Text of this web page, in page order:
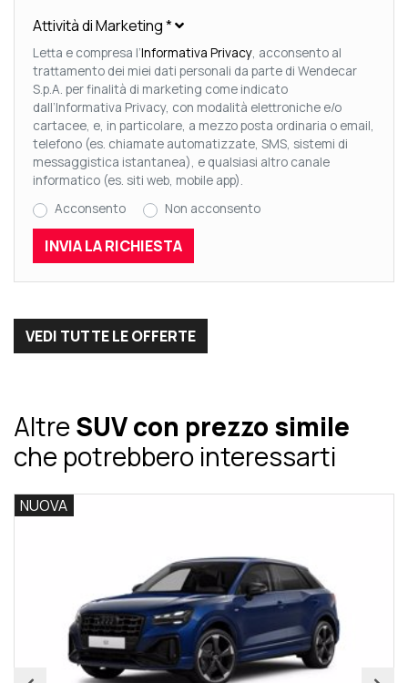
Attività di Marketing*
Letta e compresa l’Informativa Privacy , acconsento al
trattamento dei miei dati personali da parte di Wendecar
S.p.A. per finalità di marketing come indicato
dall’Informativa Privacy, con modalità elettroniche e/o
cartacee, e, in particolare, a mezzo posta ordinaria o email,
telefono (es. chiamate automatizzate, SMS, sistemi di
messaggistica istantanea), e qualsiasi altro canale
informatico (es. siti web, mobile app).
Acconsento
Non acconsento
VEDI TUTTE LE OFFERTE
AltreSUV con prezzo simile
che potrebbero interessarti
NUOVA